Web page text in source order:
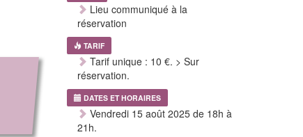
Lieu communiqué à la
réservation
TARIF
Tarif unique : 10 €. > Sur
réservation.
DATES ET HORAIRES
Vendredi 15 août 2025 de 18h à
21h.